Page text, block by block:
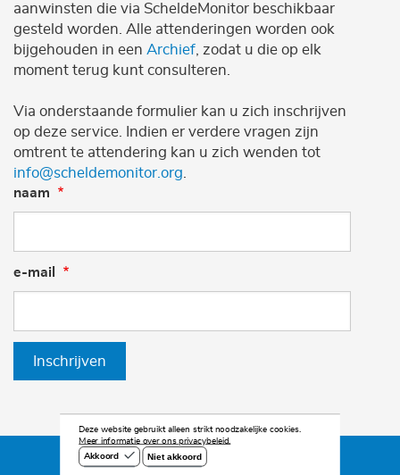
aanwinsten die via ScheldeMonitor beschikbaar
gesteld worden. Alle attenderingen worden ook
bijgehouden in een Archief , zodat u die op elk
moment terug kunt consulteren.
Via onderstaande formulier kan u zich inschrijven
op deze service. Indien er verdere vragen zijn
omtrent te attendering kan u zich wenden tot
info@scheldemonitor.org
naam
e-mail
Inschrijven
©2026 Scheldemonitor
Deze website gebruikt alleen strikt noodzakelijke cookies.
Meer informatie over ons privacybeleid.
Akkoord
Niet akkoord